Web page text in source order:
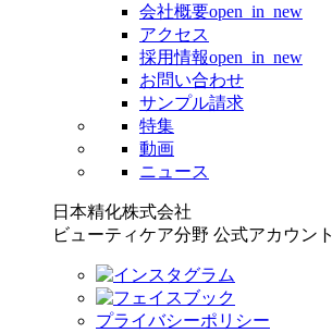
会社概要open_in_new
アクセス
採用情報open_in_new
お問い合わせ
サンプル請求
特集
動画
ニュース
日本精化株式会社
ビューティケア分野 公式アカウント
プライバシーポリシー